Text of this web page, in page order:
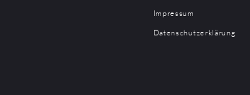
Impressum
Datenschutzerklärung